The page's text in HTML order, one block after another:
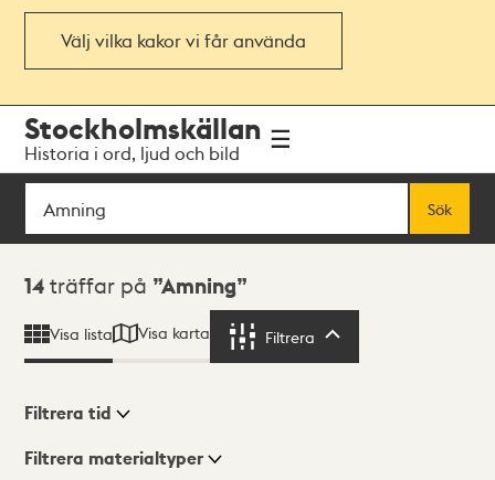
Välj vilka kakor vi får använda
navigationen
huvudinnehållet
Stockholmskällan
Historia i ord, ljud och bild
Sök
Sök
Sökresultat
14 träffar på Amning
Visa lista Visa karta Filtrera
Visningsläge
Filtrera tid
Filtrera materialtyper